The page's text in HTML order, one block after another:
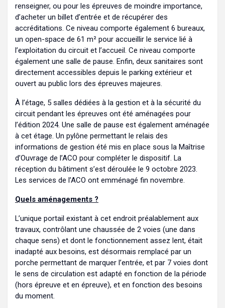
renseigner, ou pour les épreuves de moindre importance,
d’acheter un billet d’entrée et de récupérer des
accréditations. Ce niveau comporte également 6 bureaux,
un open-space de 61 m² pour accueillir le service lié à
l’exploitation du circuit et l’accueil. Ce niveau comporte
également une salle de pause. Enfin, deux sanitaires sont
directement accessibles depuis le parking extérieur et
ouvert au public lors des épreuves majeures.
À l’étage, 5 salles dédiées à la gestion et à la sécurité du
circuit pendant les épreuves ont été aménagées pour
l’édition 2024. Une salle de pause est également aménagée
à cet étage. Un pylône permettant le relais des
informations de gestion été mis en place sous la Maîtrise
d’Ouvrage de l’ACO pour compléter le dispositif. La
réception du bâtiment s’est déroulée le 9 octobre 2023.
Les services de l’ACO ont emménagé fin novembre.
Quels aménagements ?
L’unique portail existant à cet endroit préalablement aux
travaux, contrôlant une chaussée de 2 voies (une dans
chaque sens) et dont le fonctionnement assez lent, était
inadapté aux besoins, est désormais remplacé par un
porche permettant de marquer l’entrée, et par 7 voies dont
le sens de circulation est adapté en fonction de la période
(hors épreuve et en épreuve), et en fonction des besoins
du moment.